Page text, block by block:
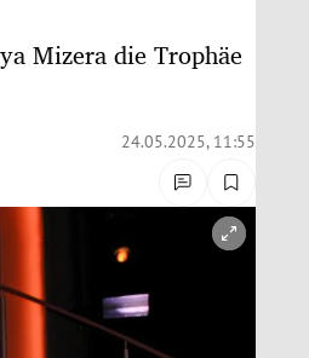
Mizera die Trophäe
24.05.2025, 11:55